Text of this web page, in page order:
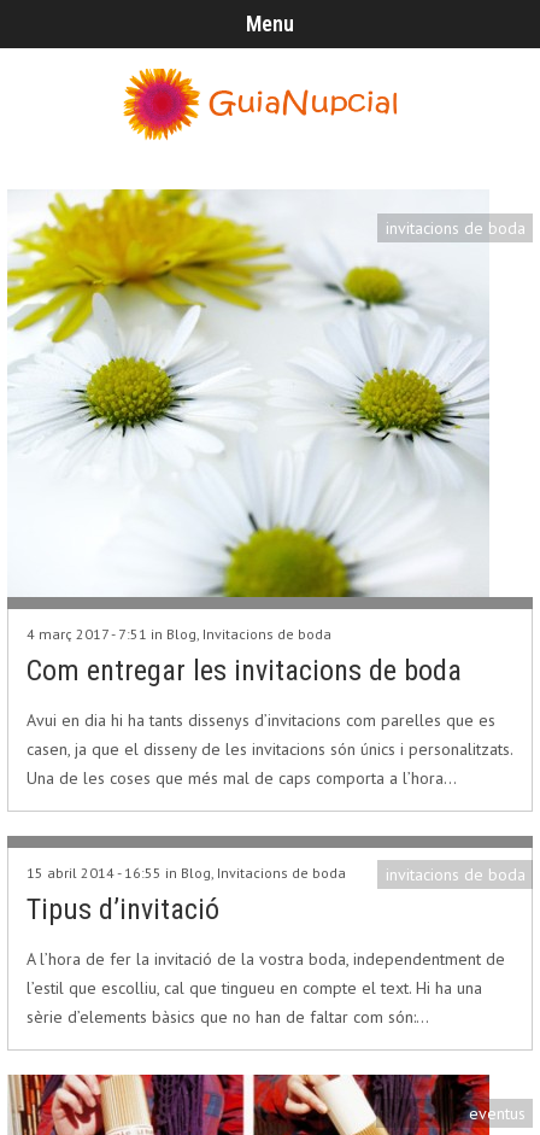
Menu
invitacions de boda
4 març 2017 - 7:51 in Blog, Invitacions de boda
Com entregar les invitacions de boda
Avui en dia hi ha tants dissenys d’invitacions com parelles que es
casen, ja que el disseny de les invitacions són únics i personalitzats.
Una de les coses que més mal de caps comporta a l’hora…
invitacions de boda
15 abril 2014 - 16:55 in Blog, Invitacions de boda
Tipus d’invitació
A l’hora de fer la invitació de la vostra boda, independentment de
l’estil que escolliu, cal que tingueu en compte el text. Hi ha una
sèrie d’elements bàsics que no han de faltar com són:…
eventus